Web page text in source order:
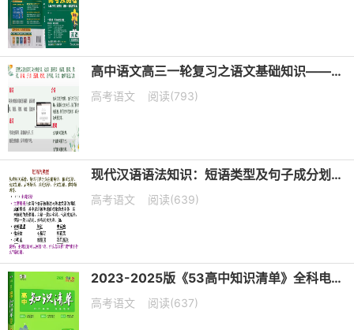
高中语文高三一轮复习之语文基础知识——短语类型+课件（20张PPT）
高考语文 阅读(793)
现代汉语语法知识：短语类型及句子成分划分课件（共19张PPT）
高考语文 阅读(639)
2023-2025版《53高中知识清单》全科电子版下载
高考语文 阅读(637)